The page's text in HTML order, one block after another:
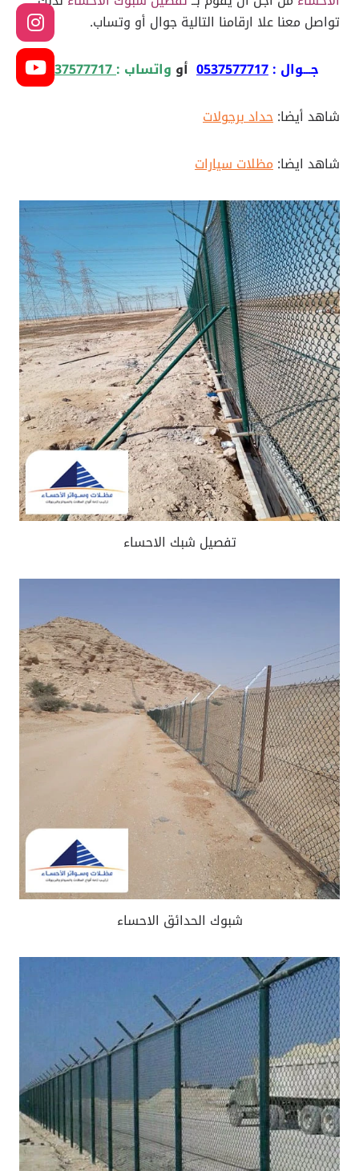
تواصل معنا علا ارقامنا التالية جوال أو وتساب.
جـــوال :0537577717 أو واتساب :0537577717
شاهد أيضا:حداد برجولات
شاهد ايضا:مظلات سيارات
تفصيل شبك الاحساء
شبوك الحدائق الاحساء